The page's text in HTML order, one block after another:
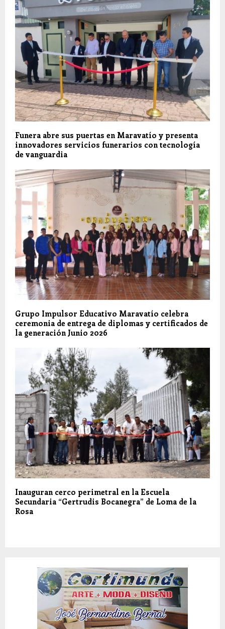
Funera abre sus puertas en Maravatío y presenta
innovadores servicios funerarios con tecnología
de vanguardia
Grupo Impulsor Educativo Maravatío celebra
ceremonia de entrega de diplomas y certificados de
la generación Junio 2026
Inauguran cerco perimetral en la Escuela
Secundaria “Gertrudis Bocanegra” de Loma de la
Rosa